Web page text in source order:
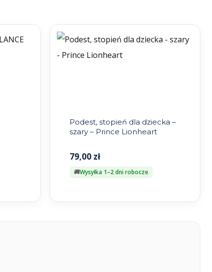
Podest, stopień dla dziecka –
szary – Prince Lionheart
79,00 zł
Wysyłka 1–2 dni robocze